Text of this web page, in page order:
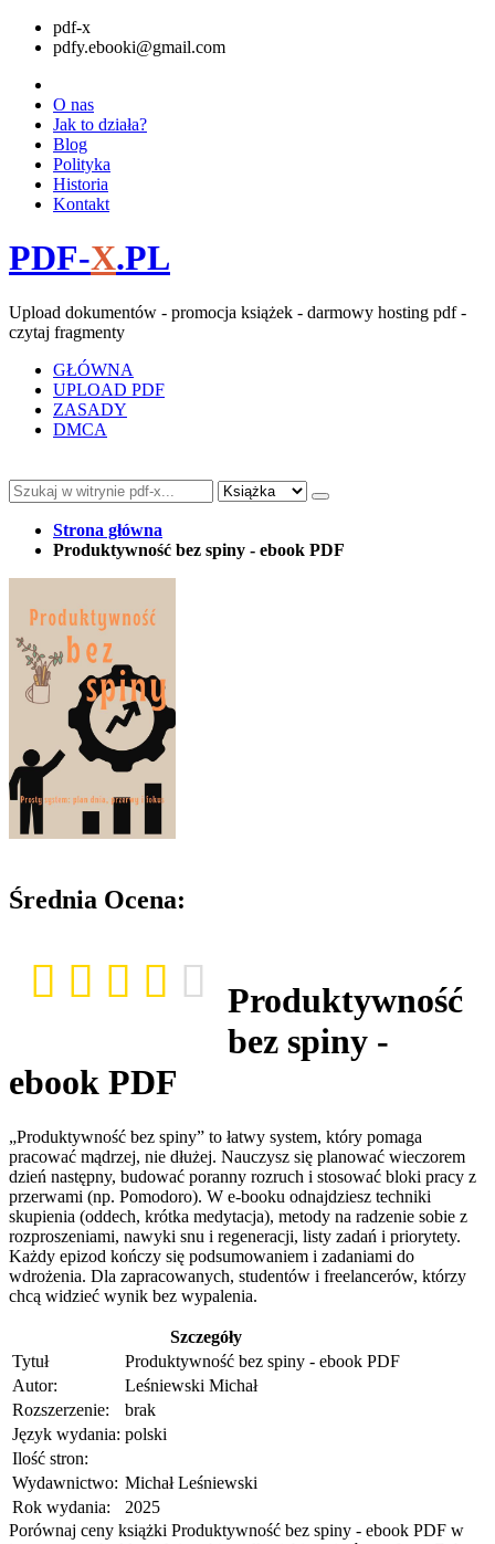
pdf-x
pdfy.ebooki@gmail.com
O nas
Jak to działa?
Blog
Polityka
Historia
Kontakt
PDF-X.PL
Upload dokumentów - promocja książek - darmowy hosting pdf -
czytaj fragmenty
GŁÓWNA
UPLOAD PDF
ZASADY
DMCA
Strona główna
Produktywność bez spiny - ebook PDF
Średnia Ocena:
Produktywność
bez spiny -
ebook PDF
„Produktywność bez spiny” to łatwy system, który pomaga
pracować mądrzej, nie dłużej. Nauczysz się planować wieczorem
dzień następny, budować poranny rozruch i stosować bloki pracy z
przerwami (np. Pomodoro). W e-booku odnajdziesz techniki
skupienia (oddech, krótka medytacja), metody na radzenie sobie z
rozproszeniami, nawyki snu i regeneracji, listy zadań i priorytety.
Każdy epizod kończy się podsumowaniem i zadaniami do
wdrożenia. Dla zapracowanych, studentów i freelancerów, którzy
chcą widzieć wynik bez wypalenia.
Szczegóły
Tytuł
Produktywność bez spiny - ebook PDF
Autor:
Leśniewski Michał
Rozszerzenie:
brak
Język wydania: polski
Ilość stron:
Wydawnictwo: Michał Leśniewski
Rok wydania:
2025
Porównaj ceny książki Produktywność bez spiny - ebook PDF w